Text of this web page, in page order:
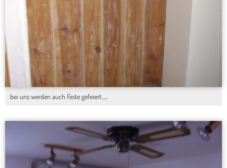
bei uns werden auch Feste gefeiert......